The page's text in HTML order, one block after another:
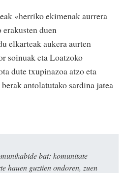
«herriko ekimenak aurrera
erakusten duen
elkarteak aukera aurten
soinuak eta Loatzoko
dute txupinazoa atzo eta
antolatutako sardina jatea
bat: komunitate
hauen guztien ondoren, zuen